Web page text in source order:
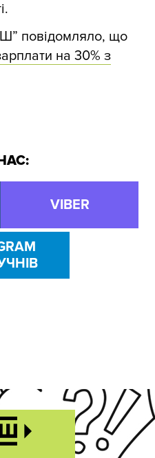
повідомляло, що
на 30% з
VIBER